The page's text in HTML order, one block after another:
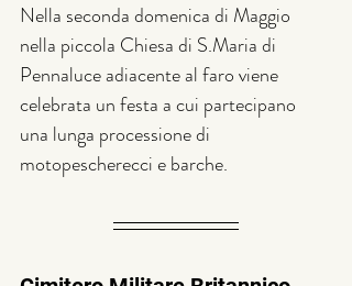
Nella seconda domenica di Maggio
nella piccola Chiesa di S.Maria di
Pennaluce adiacente al faro viene
celebrata un festa a cui partecipano
una lunga processione di
motopescherecci e barche.